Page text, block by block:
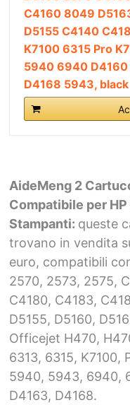
C4160 8049
D5155 C4140
K7100 6315 Pro
5940 6940 D4160
D4168 5943, black
AideMeng 2
Compatibile per
Stampanti: queste
trovano in vendita
euro, compatibili
2570, 2573, 2575,
C4180, C4183,
D5155, D5160,
Officejet H470,
6313, 6315, K7100,
5940, 5943, 6940,
D4163, D4168.